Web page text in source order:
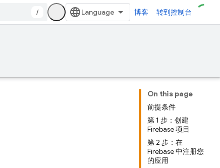
/ 博客 转到控制台
On this page
前提条件
第 1 步：创建
Firebase 项目
第 2 步：在
Firebase 中注册您
的应用